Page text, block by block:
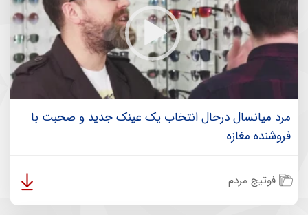
مرد میانسال درحال انتخاب یک عینک جدید و صحبت با
فروشنده مغازه
فوتیج مردم